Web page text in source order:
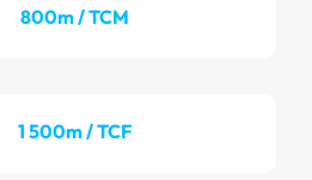
800m / TCM
1 500m / TCF